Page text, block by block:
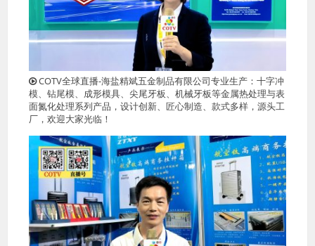
COTV全球直播-海盐精斌五金制品有限公司专业生产：十字冲
模、钻尾模、成形模具、尖尾牙板、机械牙板等金属热处理与表
面氮化处理系列产品，设计创新、匠心制造、款式多样，源头工
厂，欢迎大家光临！